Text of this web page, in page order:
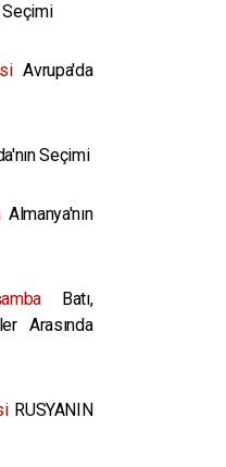
Avrupa'da
Seçimi
Almanya'nın
Batı,
Arasında
RUSYANIN